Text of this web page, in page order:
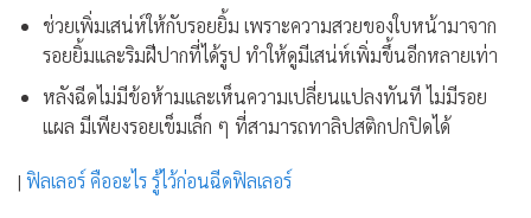
ช่วยเพิ่มเสน่ห์ให้กับรอยยิ้ม เพราะความสวยของใบหน้ามาจาก
รอยยิ้มและริมฝีปากที่ได้รูป ทำให้ดูมีเสน่ห์เพิ่มขึ้นอีกหลายเท่า
หลังฉีดไม่มีข้อห้ามและเห็นความเปลี่ยนแปลงทันที ไม่มีรอย
แผล มีเพียงรอยเข็มเล็ก ๆ ที่สามารถทาลิปสติกปกปิดได้
| ฟิลเลอร์ คืออะไร รู้ไว้ก่อนฉีดฟิลเลอร์